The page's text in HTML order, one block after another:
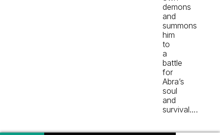
demons
and
summons
him
to
a
battle
for
Abra’s
soul
and
survival….